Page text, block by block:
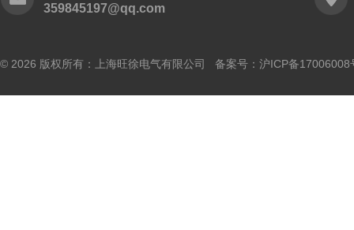
359845197@qq.com
© 2026 版权所有：上海旺徐电气有限公司 备案号： 沪ICP备17006008